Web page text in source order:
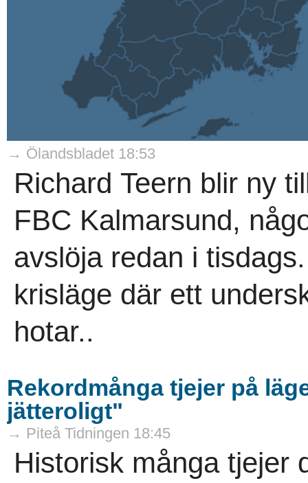
→ Ölandsbladet 18:53
Richard Teern blir ny
FBC Kalmarsund,
avslöja redan i
krisläge där ett
hotar..
Rekordmånga tjejer på
jätteroligt"
→ Piteå Tidningen 18:45
Historisk många tjejer